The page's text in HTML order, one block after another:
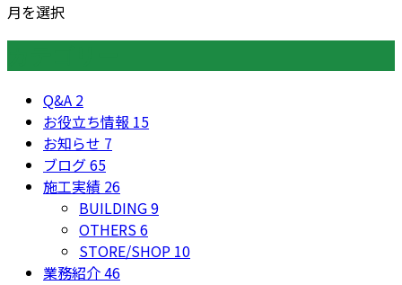
月を選択
Q&A 2
お役立ち情報 15
お知らせ 7
ブログ65
施工実績 26
BUILDING9
OTHERS6
STORE/SHOP 10
業務紹介46